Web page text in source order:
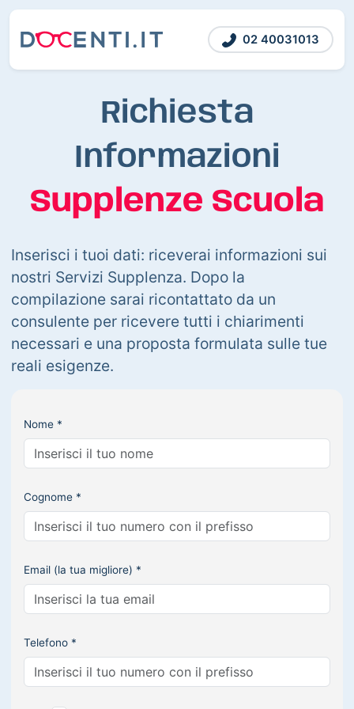
02 40031013
Richiesta
Informazioni
Supplenze Scuola
Inserisci i tuoi dati: riceverai informazioni sui
nostri Servizi Supplenza. Dopo la
compilazione sarai ricontattato da un
consulente per ricevere tutti i chiarimenti
necessari e una proposta formulata sulle tue
reali esigenze.
Nome *
Cognome *
Email (la tua migliore) *
Telefono *